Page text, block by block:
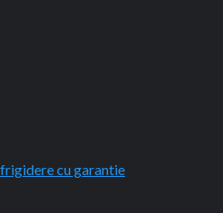
cu garantie